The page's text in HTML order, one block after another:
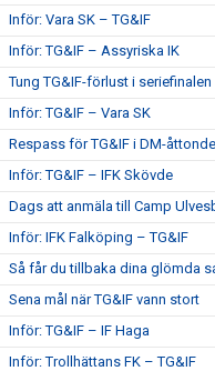
Inför: Vara SK – TG&IF
Inför: TG&IF – Assyriska IK
Tung TG&IF-förlust i seriefinalen
Inför: TG&IF – Vara SK
Respass för TG&IF i DM-
Inför: TG&IF – IFK Skövde
Dags att anmäla till Camp
Inför: IFK Falköping – TG&IF
Så får du tillbaka dina glömda
Sena mål när TG&IF vann stort
Inför: TG&IF – IF Haga
Inför: Trollhättans FK – TG&IF